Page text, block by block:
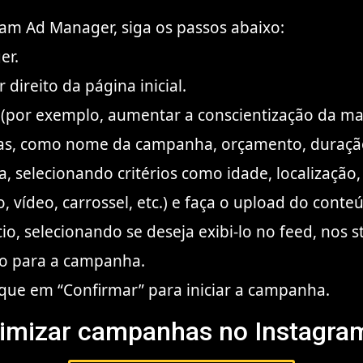
Ad Manager, siga os passos abaixo:
direito da página inicial.
exemplo, aumentar a conscientização da
como nome da campanha, orçamento,
selecionando critérios como idade,
vídeo, carrossel, etc.) e faça o upload do
selecionando se deseja exibi-lo no feed, nos
para a campanha.
em “Confirmar” para iniciar a campanha.
campanhas no